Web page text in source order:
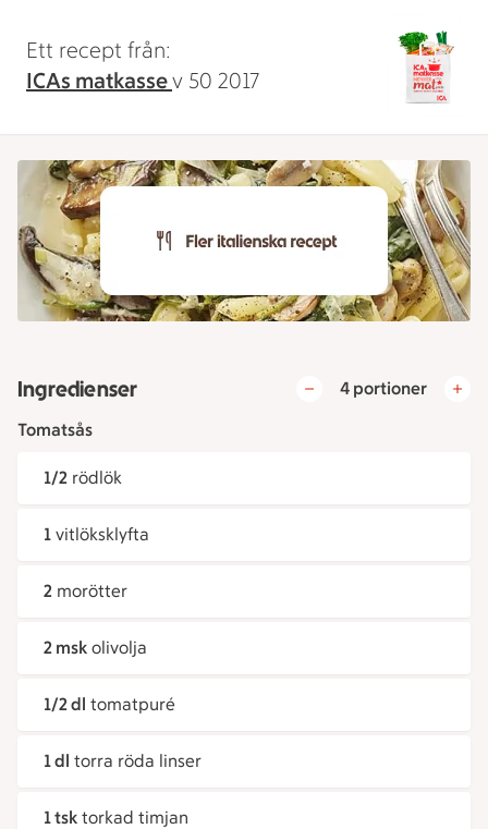
Ett recept från:
ICAs matkassev 50 2017
Ingredienser
4 portioner
Tomatsås
1/2 rödlök
1 vitlöksklyfta
2 morötter
2 msk olivolja
1/2 dl tomatpuré
1 dl torra röda linser
1 tsk torkad timjan